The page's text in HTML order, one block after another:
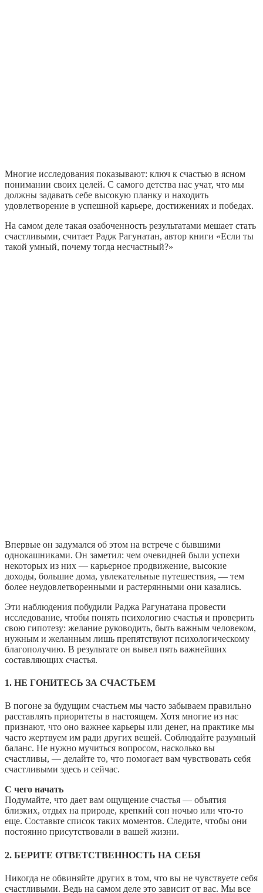
Многие исследования показывают: ключ к счастью в ясном
понимании своих целей. С самого детства нас учат, что мы
должны задавать себе высокую планку и находить
удовлетворение в успешной карьере, достижениях и победах.
На самом деле такая озабоченность результатами мешает стать
счастливыми, считает Радж Рагунатан, автор книги «Если ты
такой умный, почему тогда несчастный?»
Впервые он задумался об этом на встрече с бывшими
однокашниками. Он заметил: чем очевидней были успехи
некоторых из них — карьерное продвижение, высокие
доходы, большие дома, увлекательные путешествия, — тем
более неудовлетворенными и растерянными они казались.
Эти наблюдения побудили Раджа Рагунатана провести
исследование, чтобы понять психологию счастья и проверить
свою гипотезу: желание руководить, быть важным человеком,
нужным и желанным лишь препятствуют психологическому
благополучию. В результате он вывел пять важнейших
составляющих счастья.
1. НЕ ГОНИТЕСЬ ЗА СЧАСТЬЕМ
В погоне за будущим счастьем мы часто забываем правильно
расставлять приоритеты в настоящем. Хотя многие из нас
признают, что оно важнее карьеры или денег, на практике мы
часто жертвуем им ради других вещей. Соблюдайте разумный
баланс. Не нужно мучиться вопросом, насколько вы
счастливы, — делайте то, что помогает вам чувствовать себя
счастливыми здесь и сейчас.
С чего начать
Подумайте, что дает вам ощущение счастья — объятия
близких, отдых на природе, крепкий сон ночью или что-то
еще. Составьте список таких моментов. Следите, чтобы они
постоянно присутствовали в вашей жизни.
2. БЕРИТЕ ОТВЕТСТВЕННОСТЬ НА СЕБЯ
Никогда не обвиняйте других в том, что вы не чувствуете себя
счастливыми. Ведь на самом деле это зависит от вас. Мы все